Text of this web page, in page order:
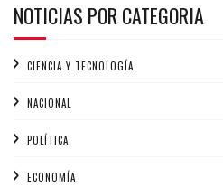
NOTICIAS POR CATEGORIA
CIENCIA Y TECNOLOGÍA
NACIONAL
POLÍTICA
ECONOMÍA